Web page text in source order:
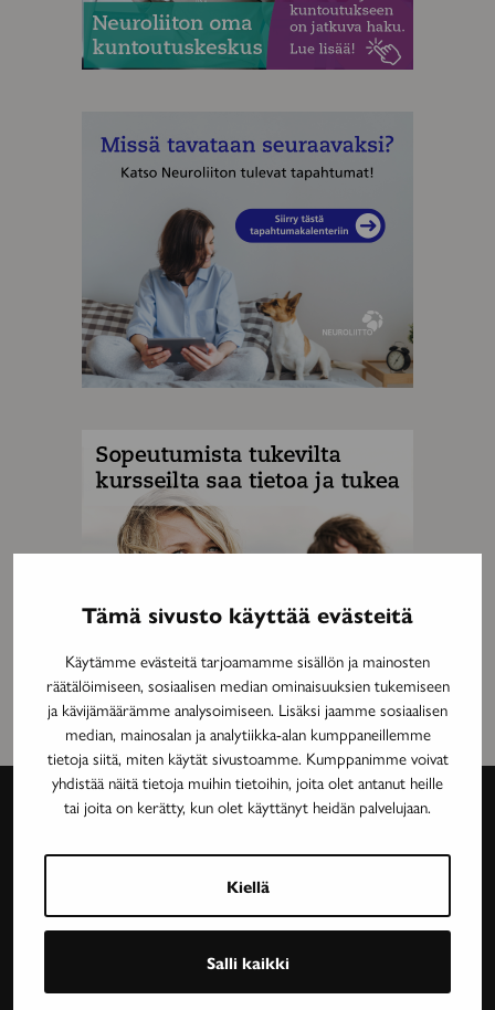
Tämä sivusto käyttää evästeitä
Käytämme evästeitä tarjoamamme sisällön ja mainosten
räätälöimiseen, sosiaalisen median ominaisuuksien tukemiseen
ja kävijämäärämme analysoimiseen. Lisäksi jaamme sosiaalisen
median, mainosalan ja analytiikka-alan kumppaneillemme
tietoja siitä, miten käytät sivustoamme. Kumppanimme voivat
yhdistää näitä tietoja muihin tietoihin, joita olet antanut heille
tai joita on kerätty, kun olet käyttänyt heidän palvelujaan.
Kiellä
Salli kaikki
Avain-
Neurologinen aikakauslehti Avain tarjoaa luotettavaa
ja asiantuntevaa tietoa MS-taudin, neurologisten
harvinaissairauksien ja essentiaalisen vapinan